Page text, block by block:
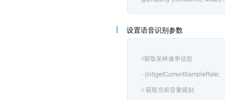
设置语音识别参数
//获取采样速率信息
- (int)getCurrentSampleRate;
// 获取当前音量级别